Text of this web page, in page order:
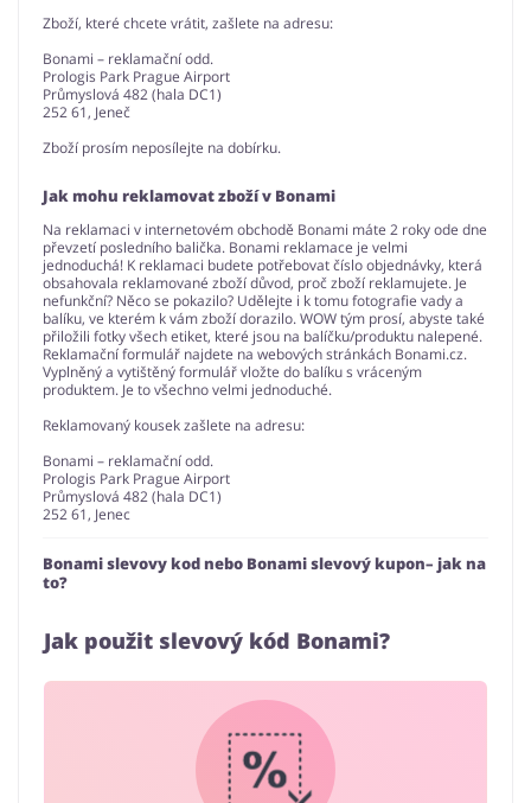
Zboží, které chcete vrátit, zašlete na adresu:
Bonami – reklamační odd.
Prologis Park Prague Airport
Průmyslová 482 (hala DC1)
252 61, Jeneč
Zboží prosím neposílejte na dobírku.
Jak mohu reklamovat zboží v Bonami
Na reklamaci v internetovém obchodě Bonami máte 2 roky ode dne
převzetí posledního balička. Bonami reklamace je velmi
jednoduchá! K reklamaci budete potřebovat číslo objednávky, která
obsahovala reklamované zboží důvod, proč zboží reklamujete. Je
nefunkční? Něco se pokazilo? Udělejte i k tomu fotografie vady a
balíku, ve kterém k vám zboží dorazilo. WOW tým prosí, abyste také
přiložili fotky všech etiket, které jsou na balíčku/produktu nalepené.
Reklamační formulář najdete na webových stránkách Bonami.cz.
Vyplněný a vytištěný formulář vložte do balíku s vráceným
produktem. Je to všechno velmi jednoduché.
Reklamovaný kousek zašlete na adresu:
Bonami – reklamační odd.
Prologis Park Prague Airport
Průmyslová 482 (hala DC1)
252 61, Jenec
Bonami slevovy kod nebo Bonami slevový kupon– jak na
to?
Jak použit slevový kód Bonami?